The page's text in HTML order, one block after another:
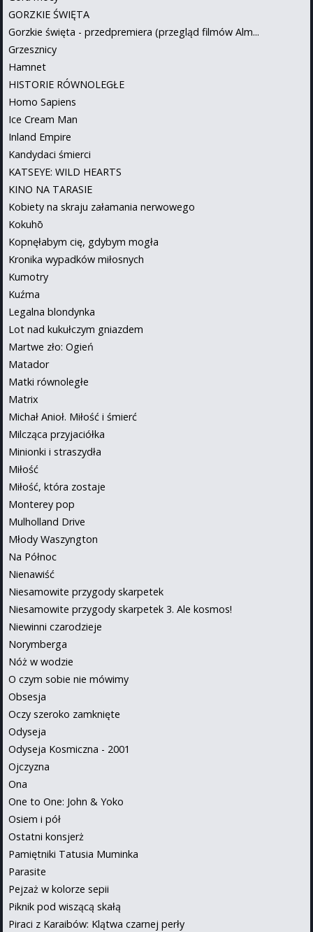
GORZKIE ŚWIĘTA
Gorzkie święta - przedpremiera (przegląd filmów Alm...
Grzesznicy
Hamnet
HISTORIE RÓWNOLEGŁE
Homo Sapiens
Ice Cream Man
Inland Empire
Kandydaci śmierci
KATSEYE: WILD HEARTS
KINO NA TARASIE
Kobiety na skraju załamania nerwowego
Kokuhō
Kopnęłabym cię, gdybym mogła
Kronika wypadków miłosnych
Kumotry
Kuźma
Legalna blondynka
Lot nad kukułczym gniazdem
Martwe zło: Ogień
Matador
Matki równoległe
Matrix
Michał Anioł. Miłość i śmierć
Milcząca przyjaciółka
Minionki i straszydła
Miłość
Miłość, która zostaje
Monterey pop
Mulholland Drive
Młody Waszyngton
Na Północ
Nienawiść
Niesamowite przygody skarpetek
Niesamowite przygody skarpetek 3. Ale kosmos!
Niewinni czarodzieje
Norymberga
Nóż w wodzie
O czym sobie nie mówimy
Obsesja
Oczy szeroko zamknięte
Odyseja
Odyseja Kosmiczna - 2001
Ojczyzna
Ona
One to One: John & Yoko
Osiem i pół
Ostatni konsjerż
Pamiętniki Tatusia Muminka
Parasite
Pejzaż w kolorze sepii
Piknik pod wiszącą skałą
Piraci z Karaibów: Klątwa czarnej perły